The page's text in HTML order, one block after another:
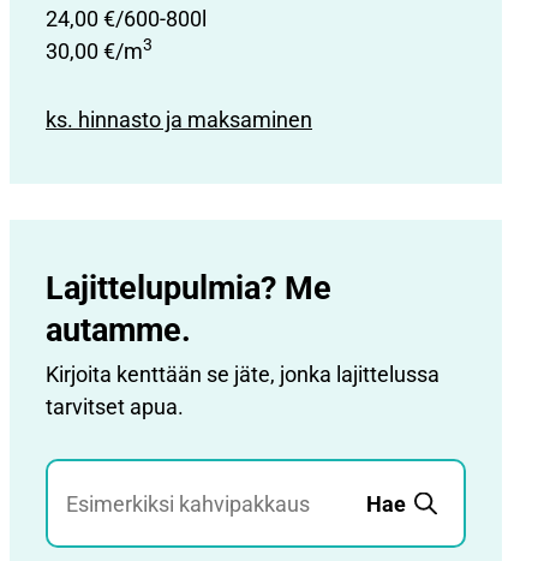
24,00 €/600-800l
30,00 €/m3
ks. hinnasto ja maksaminen
Lajittelupulmia? Me
autamme.
Kirjoita kenttään se jäte, jonka lajittelussa
tarvitset apua.
Jätehaku
Hae